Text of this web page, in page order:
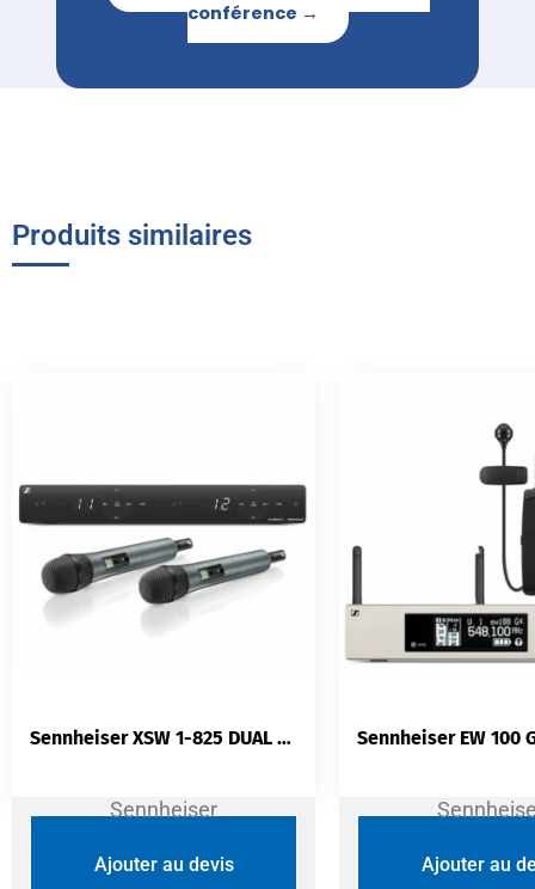
conférence →
Produits similaires
Sennheiser
Sennheiser XSW 1-825 DUAL — Système Micro Sans Fil UHF Double Canal | 2 Émetteurs SKM 825 | Capsule e825 | 10 Canaux
Ajouter au devis Ajouter au